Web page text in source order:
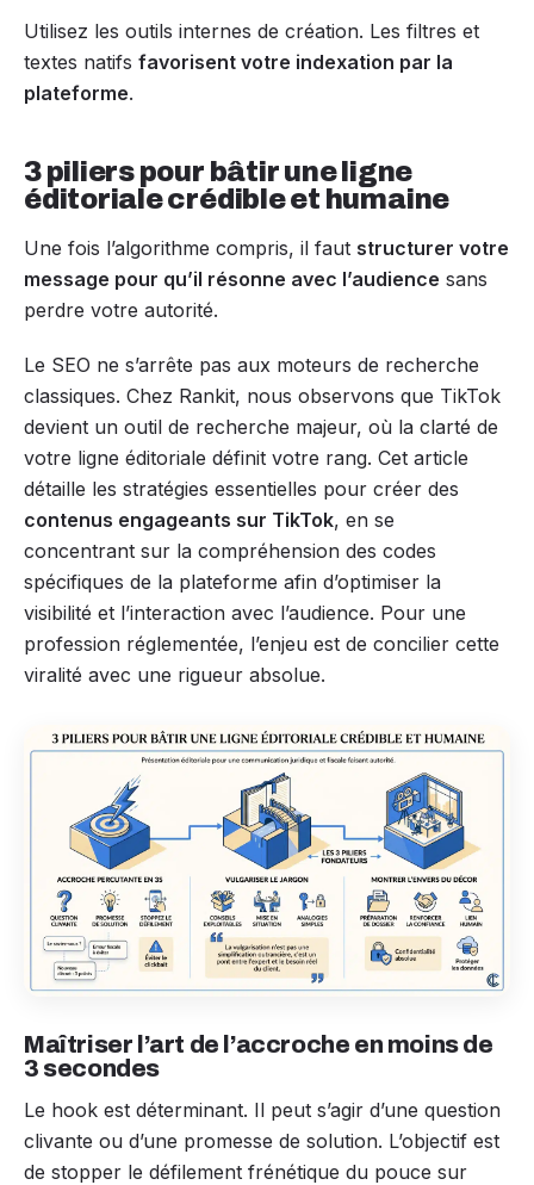
Utilisez les outils internes de création. Les filtres et
textes natifs favorisent votre indexation par la
plateforme.
3 piliers pour bâtir une ligne
éditoriale crédible et humaine
Une fois l’algorithme compris, il faut structurer votre
message pour qu’il résonne avec l’audience sans
perdre votre autorité.
Le SEO ne s’arrête pas aux moteurs de recherche
classiques. Chez Rankit, nous observons que TikTok
devient un outil de recherche majeur, où la clarté de
votre ligne éditoriale définit votre rang. Cet article
détaille les stratégies essentielles pour créer des
contenus engageants sur TikTok, en se
concentrant sur la compréhension des codes
spécifiques de la plateforme afin d’optimiser la
visibilité et l’interaction avec l’audience. Pour une
profession réglementée, l’enjeu est de concilier cette
viralité avec une rigueur absolue.
Maîtriser l’art de l’accroche en moins de
3 secondes
Le hook est déterminant. Il peut s’agir d’une question
clivante ou d’une promesse de solution. L’objectif est
de stopper le défilement frénétique du pouce sur